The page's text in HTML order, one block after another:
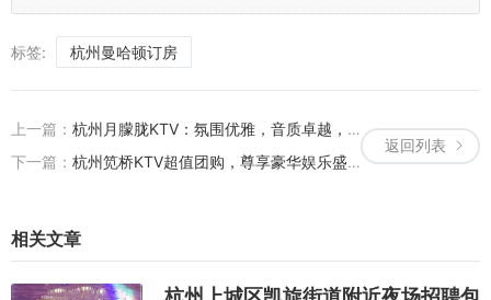
过精心烹饪，旨在满足每一位顾客的味蕾需求。无论是商务宴请还是
朋友聚会，这里都能提供令人满意的餐饮服务。 #### **【案例分
析：成功商务活动】** 某知名企业的年度总结大会选择在**御公馆**
举行。会议结束后，与会人员在这里进行了一场轻松愉快的K歌活
动。得益于御公馆的顶级音响和私密空间，大家得以彻底放松身心，
加深了彼此间的了解和友谊。这次活动不仅增强了团队凝聚力，也为
的好去处实属不易。**杭州御公馆高档商务KTV**，以其卓越的品
质、专业的服务和丰富的娱乐项目，成为了众多商务精英的首选之
地。无论是商务宴请、团队活动还是个人休闲时光，这里都能为您提
标签: 杭州曼哈顿订房
返回列表
上一篇： 杭州月朦胧KTV：氛围优雅，音质卓越，娱乐新体验
下一篇： 杭州笕桥KTV超值团购，尊享豪华娱乐盛宴
相关文章